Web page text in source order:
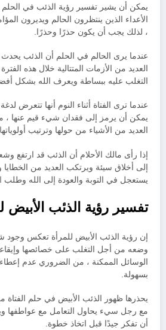
يمكن أن يشير تفسير رؤية الذئب في الحلم
الأعداء الذين ينتظرون الحالم ويديرون
، لذلك يجب أن يكون حذرًا وحذرًا.
عندما يرى الحالم في الحلم أن الذئب
العديد من الأزمات المتتالية خلال هذه
التغلب عليه ببساطة ويعرف الله بشكل
عندما ترى الفتاة أثناء النوم أنها تتعرض
يمكن أن يرمز إلى فقدان شيء قيم عنها ،
العديد من الأشياء من حولها وترتيب
إذا رأى مالك الأحلام أن الذئب قد ارتفع
إلى أخلاق سيئة ويرتكب العديد من الخطايا
يستعجل في التوبة والعودة إلى الله وطلب
تفسير رؤية الذئب الأبيض
إن رؤية الذئب الأبيض للمرأة تعكس
وضعه من أجل التغلب على خصائصها
الوسائل الممكنة ، من الضروري عدم
بسهولة.
يحذرها ظهور الذئب الأبيض في حلم الفتاة
مع رجل سيء يحاول التعامل مع عواطفها
أن تفكر جيدًا قبل اتخاذ خطوة.